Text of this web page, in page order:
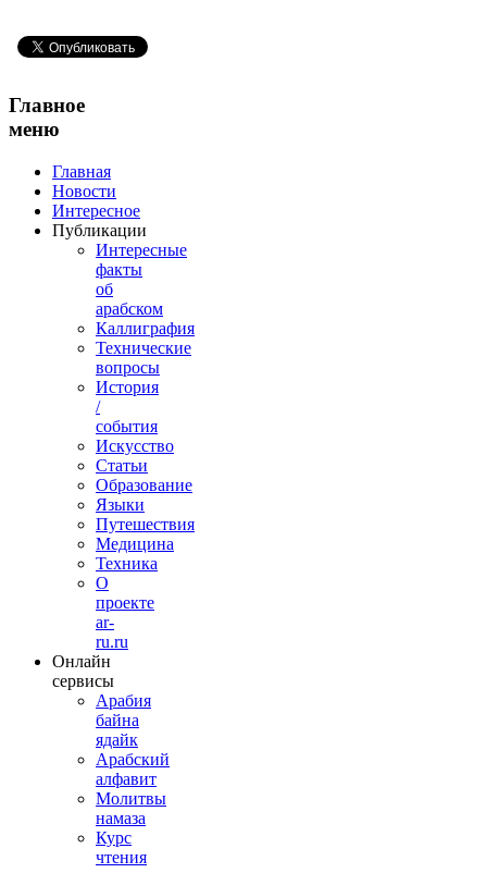
Главное
меню
Главная
Новости
Интересное
Публикации
Интересные
факты
об
арабском
Каллиграфия
Технические
вопросы
История
/
события
Искусство
Статьи
Образование
Языки
Путешествия
Медицина
Техника
О
проекте
ar-
ru.ru
Онлайн
сервисы
Арабия
байна
ядайк
Арабский
алфавит
Молитвы
намаза
Курс
чтения